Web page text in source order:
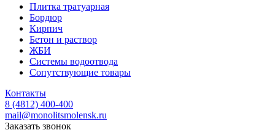
Плитка тратуарная
Бордюр
Кирпич
Бетон и раствор
ЖБИ
Системы водоотвода
Сопутствующие товары
Контакты
8 (4812) 400-400
mail@monolitsmolensk.ru
Заказать звонок